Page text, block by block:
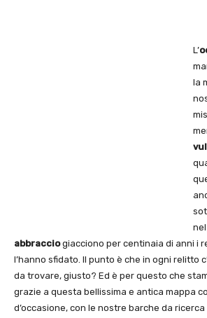
L’
la
abbracciogiacciono per centinaia di anni i
l’hanno sfidato. Il punto è che in ogni relitto
da trovare, giusto? Ed è per questo che
grazie a questa bellissima e antica mappa
d’occasione, con le nostre barche da ricerca